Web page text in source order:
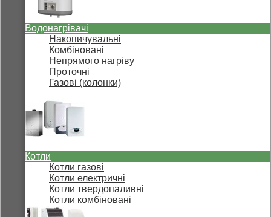
Водонагрівачі
Накопичувальні
Комбіновані
Непрямого нагріву
Проточні
Газові (колонки)
Котли
Котли газові
Котли електричні
Котли твердопаливні
Котли комбіновані